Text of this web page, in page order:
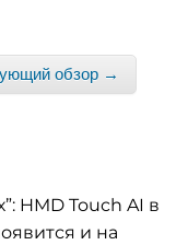
обзор →
HMD Touch AI в
и на